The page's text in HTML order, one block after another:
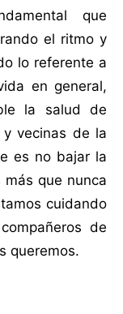
que
el ritmo y
lo referente a
en general,
la salud de
vecinas de la
es no bajar la
que nunca
cuidando
de
queremos.